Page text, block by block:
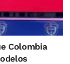
Colombia